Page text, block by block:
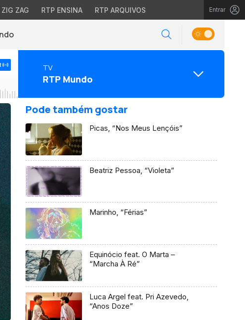
ZIG ZAG RTP ENSINA RTP ARQUIVOS Entrar
TV
RTP Mundo
Pode também gostar
Picas, “Nos Meus Lençóis”
Beatriz Pessoa, “Violeta”
Marinho, “Férias”
Equinócio feat. O Marta –
“Marcha À Ré”
Luca Argel feat. Pri Azevedo,
“Anos Doze”